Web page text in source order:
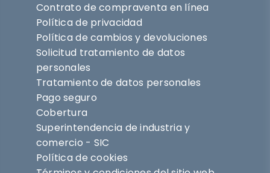
Contrato de compraventa en línea
Política de privacidad
Política de cambios y devoluciones
Solicitud tratamiento de datos
personales
Tratamiento de datos personales
Pago seguro
Cobertura
Superintendencia de industria y
comercio - SIC
Política de cookies